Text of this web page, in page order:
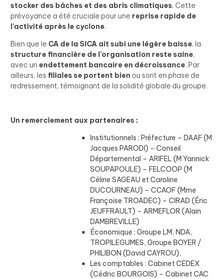
stocker des bâches et des abris climatiques. Cette
prévoyance a été cruciale pour une reprise rapide de
l’activité après le cyclone.
Bien que le CA de la SICA ait subi une légère baisse, la
structure financière de l’organisation reste saine,
avec un endettement bancaire en décroissance. Par
ailleurs, les filiales se portent bien ou sont en phase de
redressement, témoignant de la solidité globale du groupe.
Un remerciement aux partenaires :
Institutionnels : Préfecture – DAAF (M
Jacques PARODI) – Conseil
Départemental – ARIFEL (M Yannick
SOUPAPOULE) – FELCOOP (M
Céline SAGEAU et Caroline
DUCOURNEAU) – CCAOF (Mme
Françoise TROADEC) – CIRAD (Éric
JEUFFRAULT) – ARMEFLOR (Alain
DAMBREVILLE)
Économique : Groupe LM, NDA,
TROPILEGUMES, Groupe BOYER /
PHILIBON (David CAYROU),
Les comptables : Cabinet CEDEX
(Cédric BOURGOIS) – Cabinet CAC